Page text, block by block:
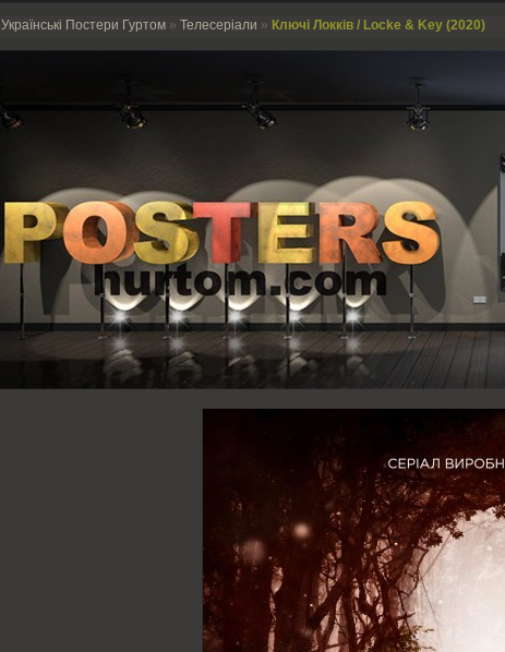
Українські Постери Гуртом » Телесеріали » Ключі Локків / Locke & Key (2020)